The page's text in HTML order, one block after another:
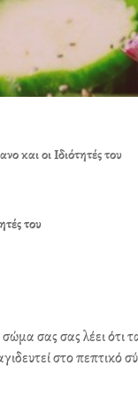
και οι Ιδιότητές του
του
σας σας λέει ότι
στο